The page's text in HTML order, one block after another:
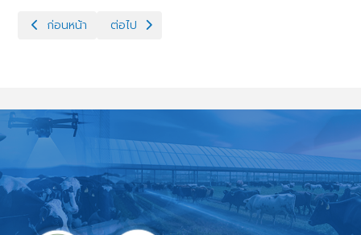
เนื้อหาก่อนหน้า: ประชุมการตรวจติดตามความก้าวหน้าผลการดำเนิ
ก่อนหน้า เนื้อหาถัดไป: สำนักงานปศุสัตว์เขต 6 ประชุมประจำเ
ต่อไป